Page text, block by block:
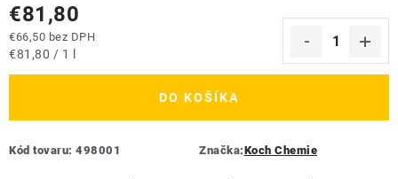
€81,80
€66,50 bez DPH
Jednotková cena:
€81,80 / 1 l
DO KOŠÍKA
Kód tovaru: 498001 Značka:Koch Chemie